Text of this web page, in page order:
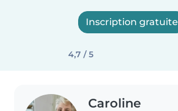
Inscription gratuite
4,7 / 5
Caroline